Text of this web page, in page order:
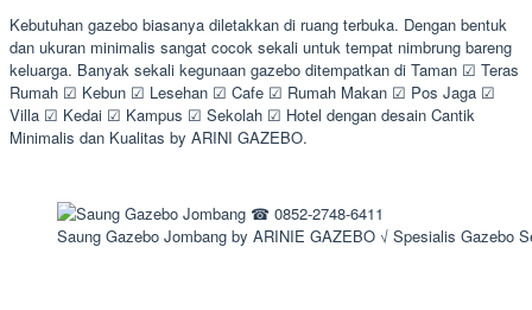
Kebutuhan gazebo biasanya diletakkan di ruang terbuka. Dengan bentuk
dan ukuran minimalis sangat cocok sekali untuk tempat nimbrung bareng
keluarga. Banyak sekali kegunaan gazebo ditempatkan di Taman ☑ Teras
Rumah ☑ Kebun ☑ Lesehan ☑ Cafe ☑ Rumah Makan ☑ Pos Jaga ☑
Villa ☑ Kedai ☑ Kampus ☑ Sekolah ☑ Hotel dengan desain Cantik
Minimalis dan Kualitas by ARINI GAZEBO.
Saung Gazebo Jombang by ARINIE GAZEBO √ Spesialis Gazebo